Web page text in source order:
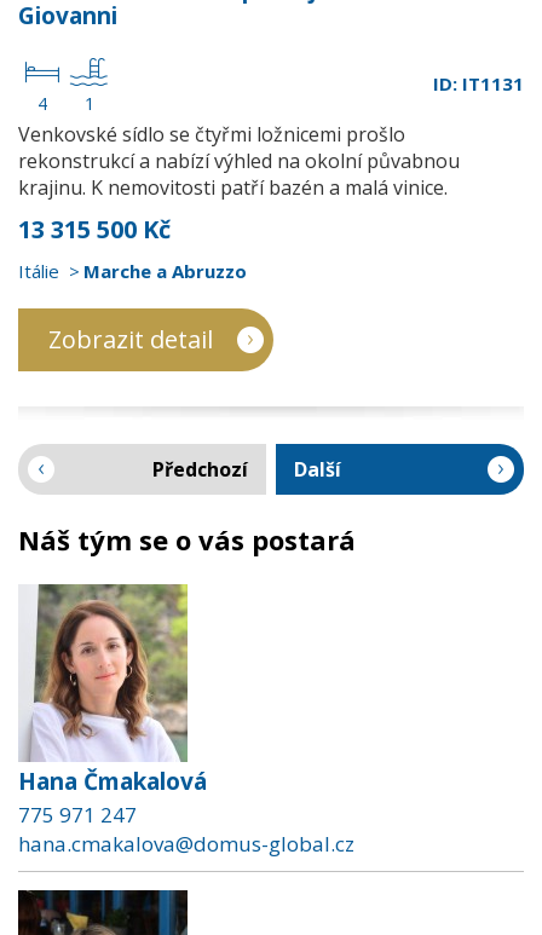
Giovanni
4 1
ID: IT1131
Venkovské sídlo se čtyřmi ložnicemi prošlo
rekonstrukcí a nabízí výhled na okolní půvabnou
krajinu. K nemovitosti patří bazén a malá vinice.
13 315 500 Kč
Itálie Marche a Abruzzo
Zobrazit detail
Předchozí Další
Náš tým se o vás postará
Hana Čmakalová
775 971 247
hana.cmakalova@domus-global.cz